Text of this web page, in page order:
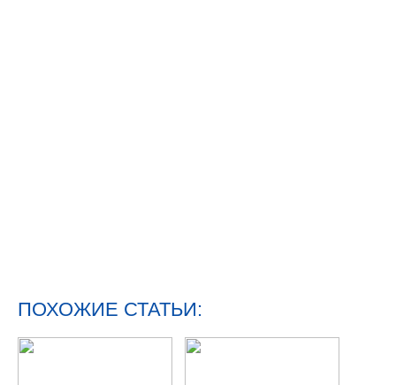
ПОХОЖИЕ СТАТЬИ: